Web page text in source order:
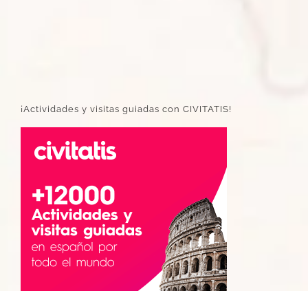
¡Actividades y visitas guiadas con CIVITATIS!